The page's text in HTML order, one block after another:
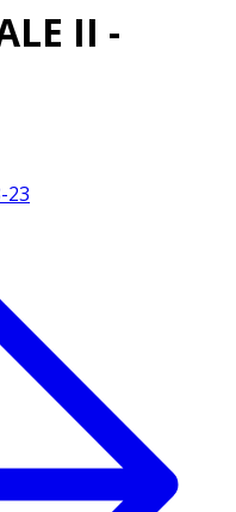
II -
23